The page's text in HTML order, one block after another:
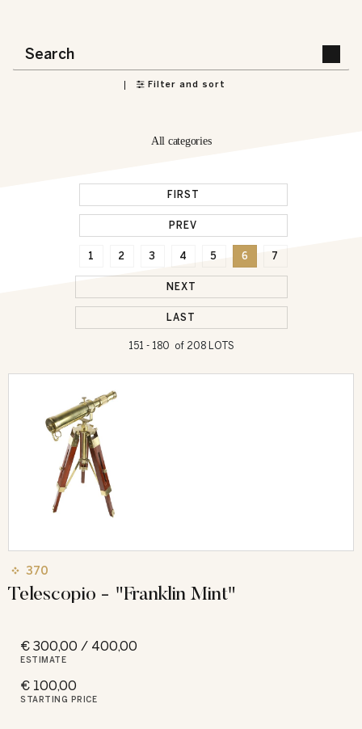
Filter and sort
All categories
151 - 180 of 208 LOTS
FIRST
PREV
1 2 3 4 5 6 7
NEXT
LAST
370
Telescopio - "Franklin Mint"
€ 300,00 / 400,00
ESTIMATE
€ 100,00
STARTING PRICE